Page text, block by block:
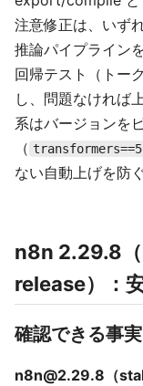
注意修正は、いず
推論パイプライン
回帰テスト（トー
し、問題なければ
系はバージョンを
（
ない自動上げを防ぐ
n8n 2.29.8
release）：
確認できる事実
n8n@2.29.8（